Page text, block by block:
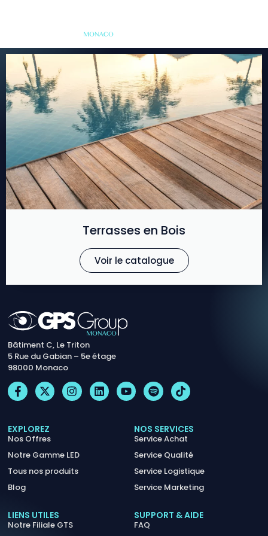
Terrasses en Bois
Voir le catalogue
Bâtiment C, Le Triton
5 Rue du Gabian – 5e étage
98000 Monaco
EXPLOREZ
Nos Offres
Notre Gamme LED
Tous nos produits
Blog
NOS SERVICES
Service Achat
Service Qualité
Service Logistique
Service Marketing
LIENS UTILES
Notre Filiale GTS
SUPPORT & AIDE
FAQ